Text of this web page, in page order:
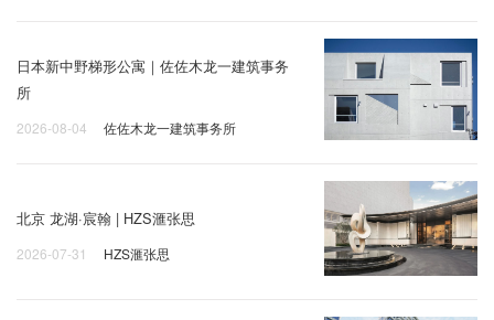
日本新中野梯形公寓｜佐佐木龙一建筑事务
所
2026-08-04 佐佐木龙一建筑事务所
北京 龙湖·宸翰 | HZS滙张思
2026-07-31 HZS滙张思